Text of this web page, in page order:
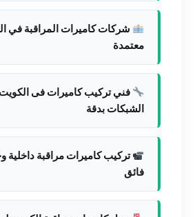
شركات كاميرات المراقبة في
معتمدة
فني تركيب كاميرات فى
الشبكات بدقة
تركيب كاميرات مراقبة داخلية
فائق